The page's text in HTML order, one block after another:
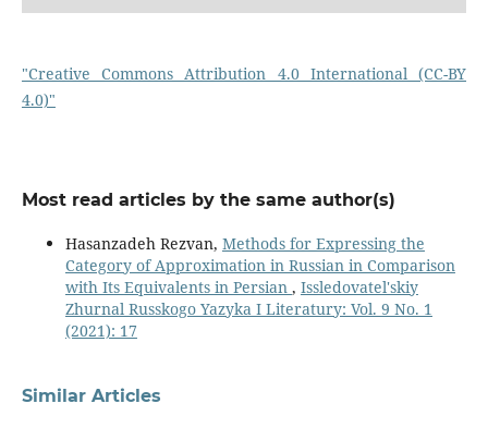
"Creative Commons Attribution 4.0 International (CC-BY
4.0)"
Most read articles by the same author(s)
Hasanzadeh Rezvan, Methods for Expressing the
Category of Approximation in Russian in Comparison
with Its Equivalents in Persian , Issledovatel'skiy
Zhurnal Russkogo Yazyka I Literatury: Vol. 9 No. 1
(2021): 17
Similar Articles